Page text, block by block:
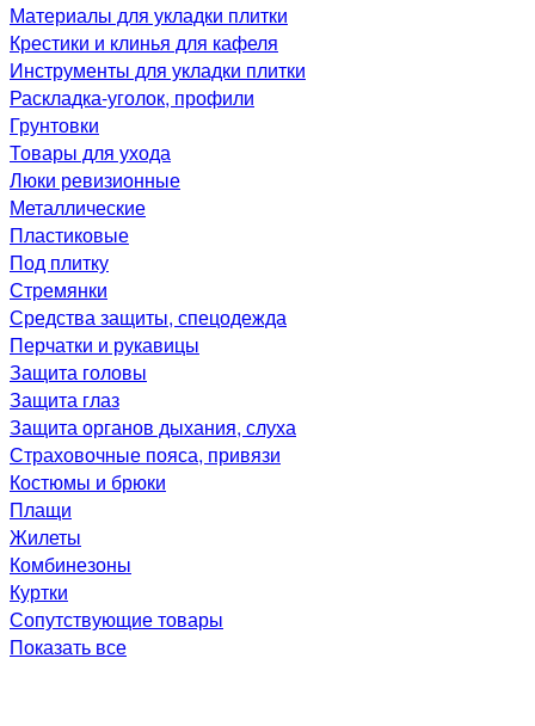
Материалы для укладки плитки
Крестики и клинья для кафеля
Инструменты для укладки плитки
Раскладка-уголок, профили
Грунтовки
Товары для ухода
Люки ревизионные
Металлические
Пластиковые
Под плитку
Стремянки
Средства защиты, спецодежда
Перчатки и рукавицы
Защита головы
Защита глаз
Защита органов дыхания, слуха
Страховочные пояса, привязи
Костюмы и брюки
Плащи
Жилеты
Комбинезоны
Куртки
Сопутствующие товары
Показать все